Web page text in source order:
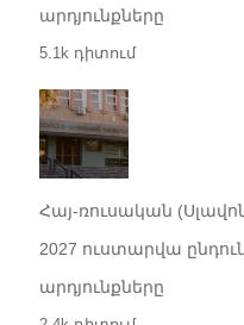
արդյունքները
5.1k դիտում
Հայ-ռուսական
2027 ուստարվա
արդյունքները